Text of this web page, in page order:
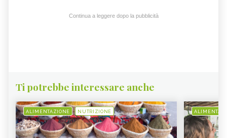
Continua a leggere dopo la pubblicità
Ti potrebbe interessare anche
ALIMENTAZIONE NUTRIZIONE